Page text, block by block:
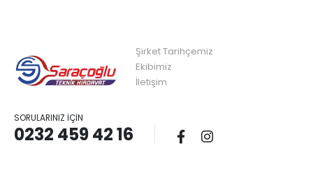
Şirket Tarihçemiz
Ekibimiz
İletişim
SORULARINIZ İÇIN
0232 459 42 16